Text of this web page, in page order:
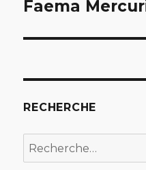
Faema
RECHERCHE
Recherche
pour